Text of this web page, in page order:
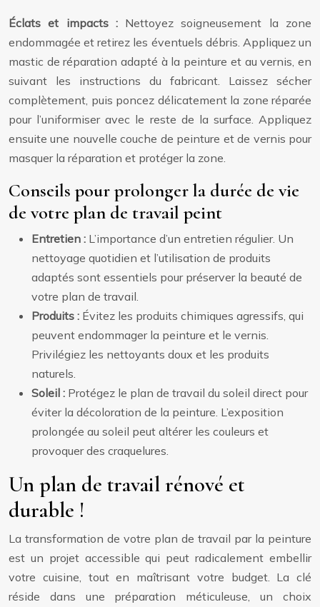
Éclats et impacts : Nettoyez soigneusement la zone
endommagée et retirez les éventuels débris. Appliquez un
mastic de réparation adapté à la peinture et au vernis, en
suivant les instructions du fabricant. Laissez sécher
complètement, puis poncez délicatement la zone réparée
pour l’uniformiser avec le reste de la surface. Appliquez
ensuite une nouvelle couche de peinture et de vernis pour
masquer la réparation et protéger la zone.
Conseils pour prolonger la durée de vie
de votre plan de travail peint
Entretien : L’importance d’un entretien régulier. Un
nettoyage quotidien et l’utilisation de produits
adaptés sont essentiels pour préserver la beauté de
votre plan de travail.
Produits : Évitez les produits chimiques agressifs, qui
peuvent endommager la peinture et le vernis.
Privilégiez les nettoyants doux et les produits
naturels.
Soleil : Protégez le plan de travail du soleil direct pour
éviter la décoloration de la peinture. L’exposition
prolongée au soleil peut altérer les couleurs et
provoquer des craquelures.
Un plan de travail rénové et
durable !
La transformation de votre plan de travail par la peinture
est un projet accessible qui peut radicalement embellir
votre cuisine, tout en maîtrisant votre budget. La clé
réside dans une préparation méticuleuse, un choix